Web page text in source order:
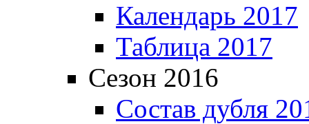
Календарь 2017
Таблица 2017
Сезон 2016
Состав дубля